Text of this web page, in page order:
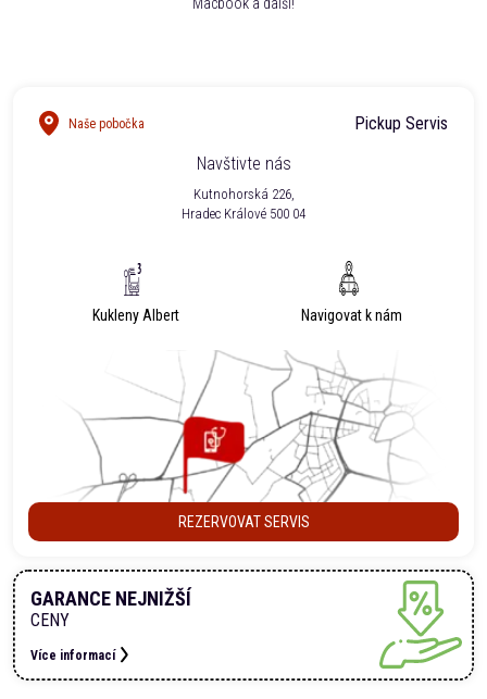
Naše pobočka
Pickup Servis
Navštivte nás
Kutnohorská 226,
Hradec Králové 500 04
Kukleny Albert Navigovat k nám
REZERVOVAT SERVIS
GARANCE NEJNIŽŠÍ
CENY
Více informací